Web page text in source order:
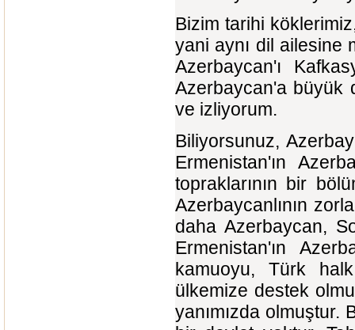
Bizim tarihi
yani aynı dil ailesine
Azerbaycan'ı
Azerbaycan'a büyük
ve izliyorum.
Biliyorsunuz,
Ermenistan'ın
topraklarının bir
Azerbaycanlının
daha Azerbaycan,
Ermenistan'ın
kamuoyu, Türk
ülkemize destek
yanımızda